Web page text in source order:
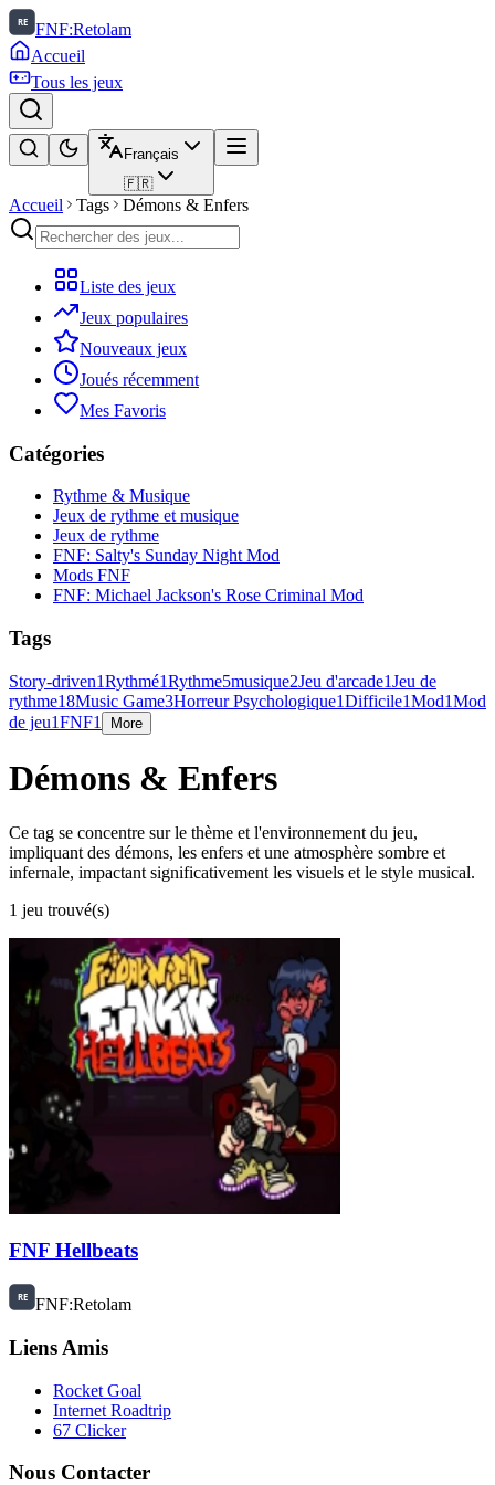
FNF:Retolam
Accueil
Tous les jeux
Français
🇫🇷
Accueil Tags Démons & Enfers
Liste des jeux
Jeux populaires
Nouveaux jeux
Joués récemment
Mes Favoris
Catégories
Rythme & Musique
Jeux de rythme et musique
Jeux de rythme
FNF: Salty's Sunday Night Mod
Mods FNF
FNF: Michael Jackson's Rose Criminal Mod
Tags
Story-driven1Rythmé1Rythme5musique2Jeu d'arcade1Jeu de
rythme18Music Game3Horreur Psychologique1Difficile1Mod1Mod
de jeu1FNF1 More
Démons & Enfers
Ce tag se concentre sur le thème et l'environnement du jeu,
impliquant des démons, les enfers et une atmosphère sombre et
infernale, impactant significativement les visuels et le style musical.
1 jeu trouvé(s)
FNF Hellbeats
FNF:Retolam
Liens Amis
Rocket Goal
Internet Roadtrip
67 Clicker
Nous Contacter